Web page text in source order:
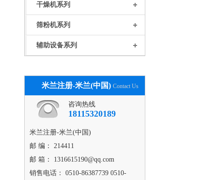
干燥机系列
筛粉机系列
辅助设备系列
米兰注册-米兰(中国) Contact Us
咨询热线
18115320189
米兰注册-米兰(中国)
邮 编： 214411
邮 箱： 1316615190@qq.com
销售电话： 0510-86387739 0510-